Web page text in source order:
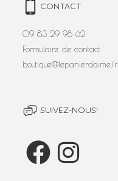
CONTACT
09 83 29 98 62
Formulaire de contact
boutique@lepanierdaime.fr
SUIVEZ-NOUS!